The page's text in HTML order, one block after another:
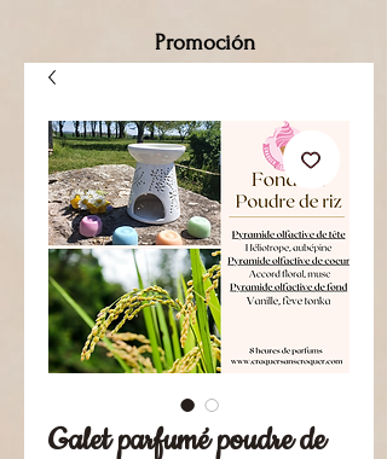
Promoción
Galet parfumé poudre de